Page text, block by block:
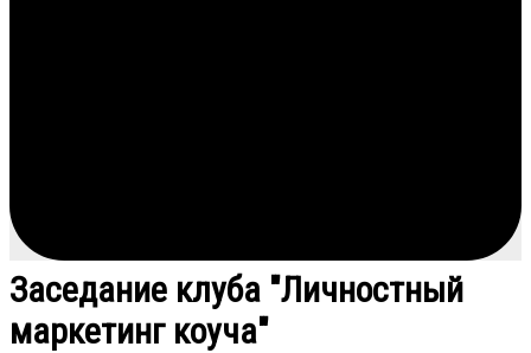
Заседание клуба "Личностный
маркетинг коуча"